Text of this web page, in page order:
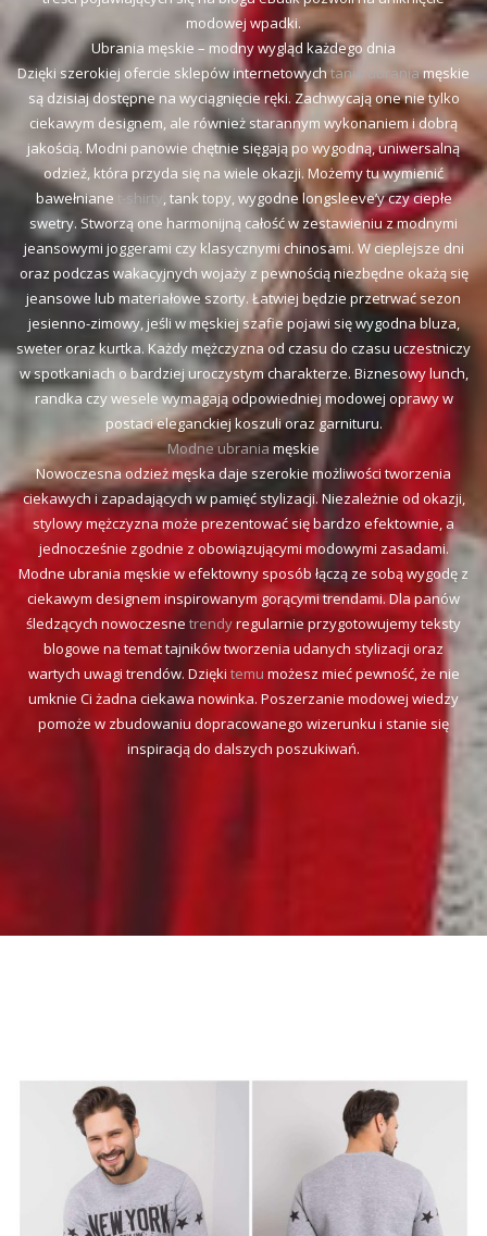
modowej wpadki.
Ubrania męskie – modny wygląd każdego dnia
Dzięki szerokiej ofercie sklepów internetowych tanie ubraniamęskie
są dzisiaj dostępne na wyciągnięcie ręki. Zachwycają one nie tylko
ciekawym designem, ale również starannym wykonaniem i dobrą
jakością. Modni panowie chętnie sięgają po wygodną, uniwersalną
odzież, która przyda się na wiele okazji. Możemy tu wymienić
bawełniane t-shirty, tank topy, wygodne longsleeve’y czy ciepłe
swetry. Stworzą one harmonijną całość w zestawieniu z modnymi
jeansowymi joggerami czy klasycznymi chinosami. W cieplejsze dni
oraz podczas wakacyjnych wojaży z pewnością niezbędne okażą się
jeansowe lub materiałowe szorty. Łatwiej będzie przetrwać sezon
jesienno-zimowy, jeśli w męskiej szafie pojawi się wygodna bluza,
sweter oraz kurtka. Każdy mężczyzna od czasu do czasu uczestniczy
w spotkaniach o bardziej uroczystym charakterze. Biznesowy lunch,
randka czy wesele wymagają odpowiedniej modowej oprawy w
postaci eleganckiej koszuli oraz garnituru.
Modne ubrania męskie
Nowoczesna odzież męska daje szerokie możliwości tworzenia
ciekawych i zapadających w pamięć stylizacji. Niezależnie od okazji,
stylowy mężczyzna może prezentować się bardzo efektownie, a
jednocześnie zgodnie z obowiązującymi modowymi zasadami.
Modne ubrania męskie w efektowny sposób łączą ze sobą wygodę z
ciekawym designem inspirowanym gorącymi trendami. Dla panów
śledzących nowoczesne trendyregularnie przygotowujemy teksty
blogowe na temat tajników tworzenia udanych stylizacji oraz
wartych uwagi trendów. Dzięki temu możesz mieć pewność, że nie
umknie Ci żadna ciekawa nowinka. Poszerzanie modowej wiedzy
pomoże w zbudowaniu dopracowanego wizerunku i stanie się
inspiracją do dalszych poszukiwań.